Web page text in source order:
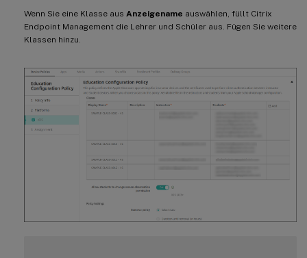
Wenn Sie eine Klasse aus Anzeigename auswählen, füllt Citrix
Endpoint Management die Lehrer und Schüler aus. Fügen Sie weitere
Klassen hinzu.